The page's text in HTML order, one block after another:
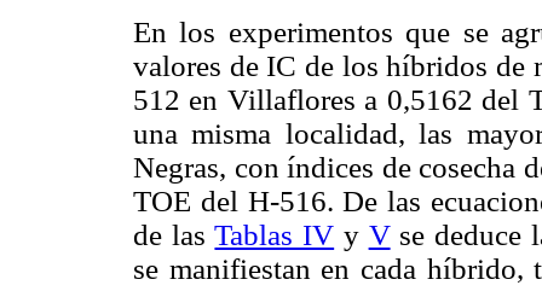
En los experimentos que se
valores de IC de los híbridos
512 en Villaflores a 0,5162 del
una misma localidad, las
Negras, con índices de cosecha
TOE del H-516. De las
de lasTablas IV y Vse deduce
se manifiestan en cada híbrido,